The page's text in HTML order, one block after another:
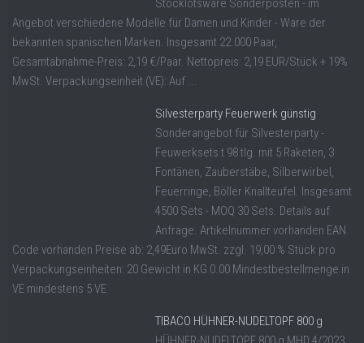
Stocklotsware Sonderposten - im
Angebot verschiedene Modelle für Damen und Kinder - Ware der
bekannten spanischen Marken. Insgesamt 22.000 Paar,
Gesamtabnahme-Preis: 2,19 €/Paar. Nettopreis: 2,19 EUR/Stück + 19%
MwSt. Verpackungseinheit (VE): Auf ...
Silvesterparty Feuerwerk günstig
Sonderangebot für Silvesterparty -
Feuwerksets t 98 tlg. mit 5 Raketen, 3
Fontänen, Zauberstäbe, Silberwirbel,
Feuerringe, Böller Knallteufel. Insgesamt
4500 Sets - MOQ 30 Sets. Details auf
Anfrage. Artikelnummer vorhanden EAN
Code vorhanden Preise ab: 2,49Euro MwSt. zzgl. 19,00 % Stück pro
Verpackungseinheiten: 20 Gewicht in KG 0.00 Mindestbestellmenge in
VE mindestens 5 VE
TIBACO HÜHNER-NUDELTOPF 800 g